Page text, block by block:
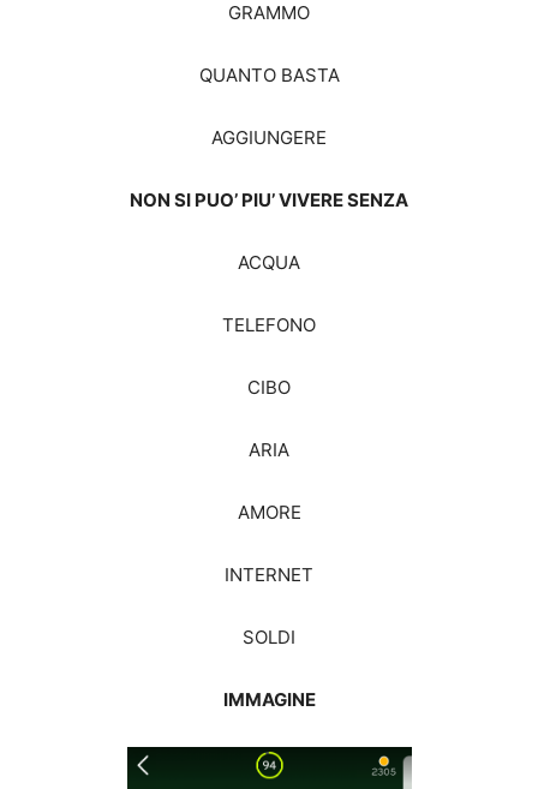
GRAMMO
QUANTO BASTA
AGGIUNGERE
NON SI PUO’ PIU’ VIVERE SENZA
ACQUA
TELEFONO
CIBO
ARIA
AMORE
INTERNET
SOLDI
IMMAGINE